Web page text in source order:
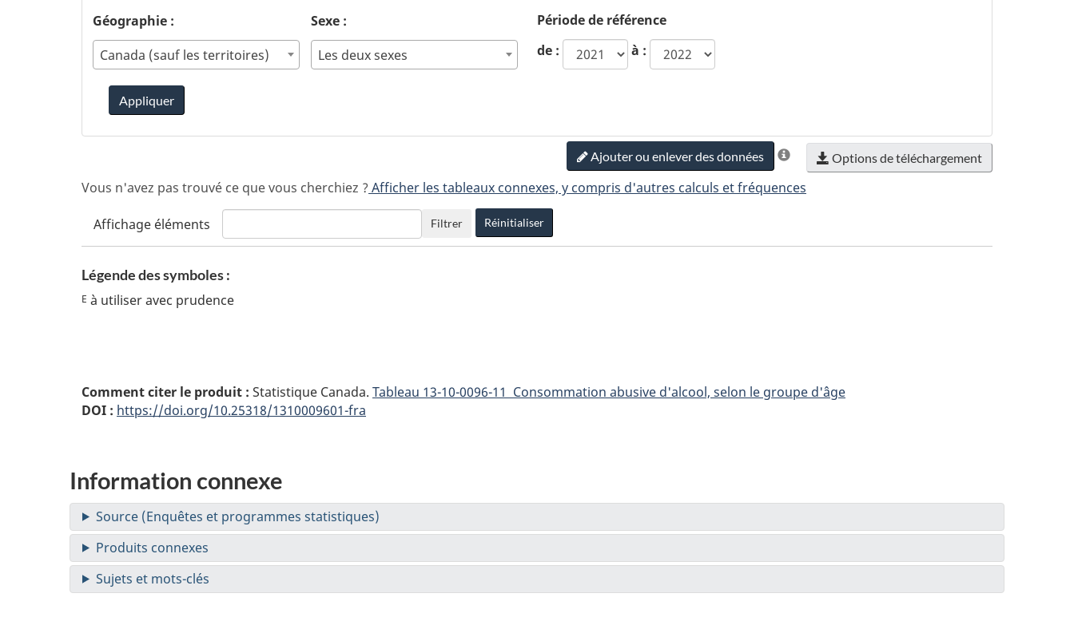
Géographie :
Canada (sauf les territoires)
Sexe :
Les deux sexes
Période de référence
de :
à :
Appliquer
Ajouter ou enlever des données Options de téléchargement
Vous n'avez pas trouvé ce que vous cherchiez ? Afficher les tableaux connexes, y compris d'autres calculs et fréquences
Affichage éléments Filtrer Réinitialiser
Légende des symboles :
E à utiliser avec prudence
Comment citer le produit : Statistique Canada. Tableau 13-10-0096-11 Consommation abusive d'alcool, selon le groupe d'âge
DOI : https://doi.org/10.25318/1310009601-fra
Information connexe